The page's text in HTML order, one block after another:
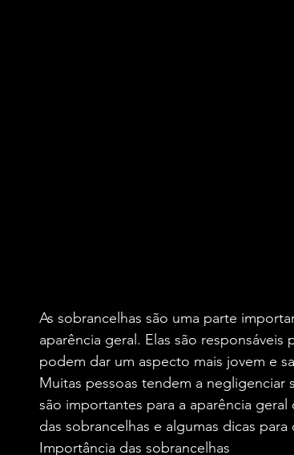
As sobrancelhas são uma parte
aparência geral. Elas são
podem dar um aspecto mais jovem e
Muitas pessoas tendem a negligenciar
são importantes para a aparência
das sobrancelhas e algumas dicas para
Importância das sobrancelhas